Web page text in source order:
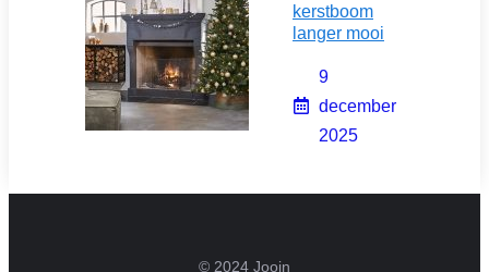
kerstboom
langer mooi
9
december
2025
© 2024 Jooin